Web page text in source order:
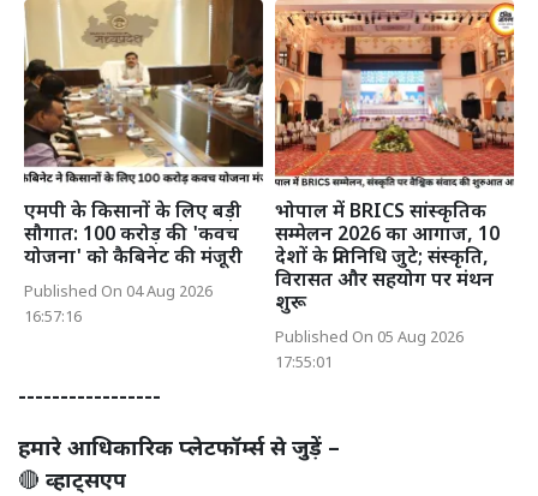
एमपी के किसानों के लिए बड़ी
सौगात: 100 करोड़ की 'कवच
योजना' को कैबिनेट की मंजूरी
Published On 04 Aug 2026
16:57:16
भोपाल में BRICS सांस्कृतिक
सम्मेलन 2026 का आगाज, 10
देशों के प्रतिनिधि जुटे; संस्कृति,
विरासत और सहयोग पर मंथन
शुरू
Published On 05 Aug 2026
17:55:01
-----------------
हमारे आधिकारिक प्लेटफॉर्म्स से जुड़ें –
🔴 व्हाट्सएप